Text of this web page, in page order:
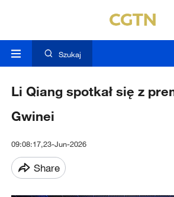
Szukaj
Li Qiang spotkał się z
Gwinei
09:08:17,23-Jun-2026
Share